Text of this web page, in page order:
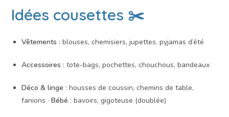
Idées cousettes ✂️
Vêtements : blouses, chemisiers, jupettes, pyjamas d’été
Accessoires : tote-bags, pochettes, chouchous, bandeaux
Déco & linge : housses de coussin, chemins de table,
fanions ·Bébé : bavoirs, gigoteuse (doublée)